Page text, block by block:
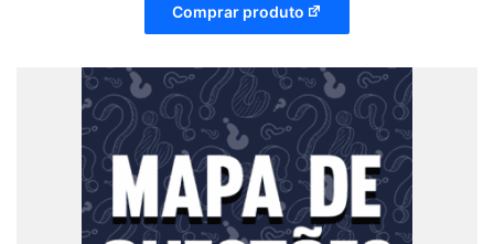
Comprar produto